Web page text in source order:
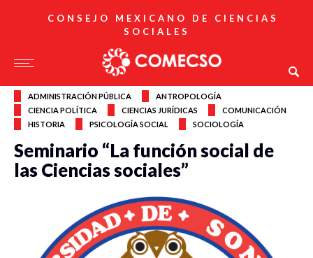
CONSEJO MEXICANO DE CIENCIAS
SOCIALES
ADMINISTRACIÓN PÚBLICA
ANTROPOLOGÍA
CIENCIA POLÍTICA
CIENCIAS JURÍDICAS
COMUNICACIÓN
HISTORIA
PSICOLOGÍA SOCIAL SOCIOLOGÍA
Seminario “La función social de
las Ciencias sociales”